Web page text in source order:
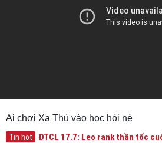
Ai chơi Xạ Thủ vào học hỏi nè
Tin hot
ĐTCL 17.7: Leo rank thần tốc